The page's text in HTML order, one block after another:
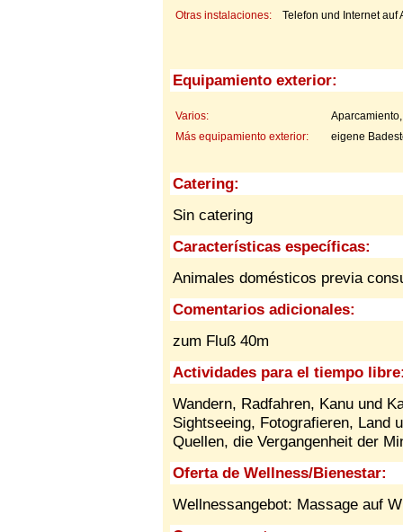
Otras instalaciones:
Telefon und Internet auf
Equipamiento exterior:
Varios:
Más equipamiento exterior:
eigene
Catering:
Sin catering
Características específicas:
Animales domésticos previa
Comentarios adicionales:
zum Fluß 40m
Actividades para el tiempo
Wandern, Radfahren, Kanu und
Sightseeing, Fotografieren, Land
Quellen, die Vergangenheit der
Oferta de Wellness/Bienestar:
Wellnessangebot: Massage auf